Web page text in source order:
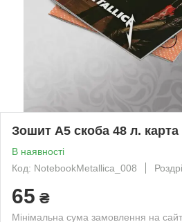
Зошит А5 скоба 48 л.
В наявності
Код: NotebookMetallica_008
65 ₴
Мінімальна сума замовлення на